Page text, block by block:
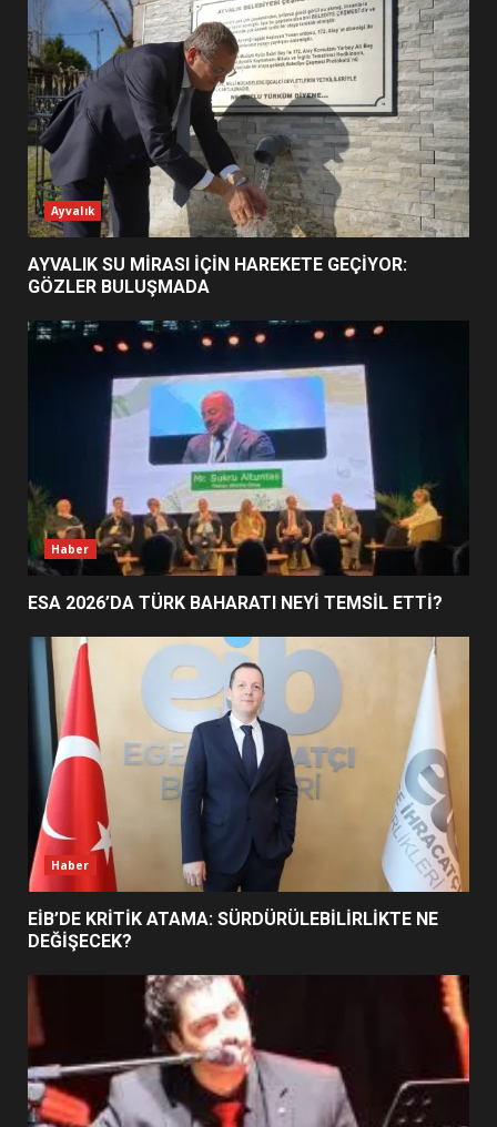
1
AYVALIK SU MİRASI İÇİN
HAREKETE GEÇİYOR: GÖZLER
BULUŞMADA
2
ESA 2026’DA TÜRK BAHARATI
NEYİ TEMSİL ETTİ?
EİB’DE KRİTİK ATAMA:
SÜRDÜRÜLEBİLİRLİKTE NE
DEĞİŞECEK?
4
EDREMİT’İN GURURU TÜRKİYE
FİNALİNDE NE BAŞARDI?
5
UZATILDI: NE DEĞİŞTİ?
6
BURHANİYE SATRANÇ
TURNUVASI KAYITLARI NEYİ
DEĞİŞTİRİYOR?
BURHANİYE BELEDİYESPOR’DA
YENİ YÖNETİM NASIL
Ayvalık
AYVALIK SU MİRASI İÇİN HAREKETE GEÇİYOR:
GÖZLER BULUŞMADA
Haber
ESA 2026’DA TÜRK BAHARATI NEYİ TEMSİL ETTİ?
Haber
EİB’DE KRİTİK ATAMA: SÜRDÜRÜLEBİLİRLİKTE NE
DEĞİŞECEK?